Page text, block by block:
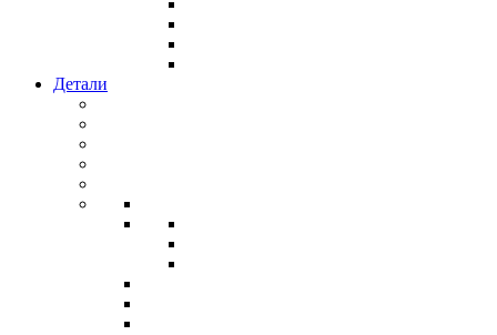
Детали